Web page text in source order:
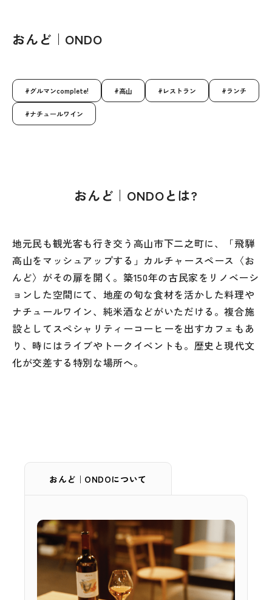
おんど｜ONDO
グルマンcomplete! 高山 レストラン ランチ
ナチュールワイン
おんど｜ONDOとは?
地元民も観光客も行き交う高山市下二之町に、「飛騨
高山をマッシュアップする」カルチャースペース〈お
んど〉がその扉を開く。築150年の古民家をリノベーシ
ョンした空間にて、地産の旬な食材を活かした料理や
ナチュールワイン、純米酒などがいただける。複合施
設としてスペシャリティーコーヒーを出すカフェもあ
り、時にはライブやトークイベントも。歴史と現代文
化が交差する特別な場所へ。
おんど｜ONDOについて